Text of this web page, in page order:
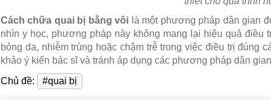
Cách chữa quai bị bằng vôi là một phương pháp dân gian
nhìn y học, phương pháp này không mang lại hiệu quả điều
bỏng da, nhiễm trùng hoặc chậm trễ trong việc điều trị đúng
khảo ý kiến bác sĩ và tránh áp dụng các phương pháp dân
Chủ đề:
#quai bị